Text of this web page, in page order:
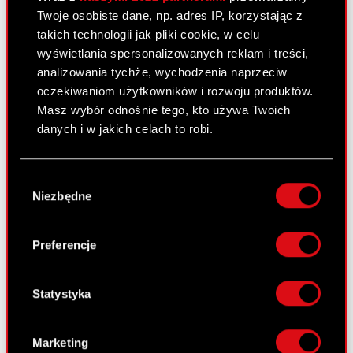
Twoje osobiste dane, np. adres IP, korzystając z
takich technologii jak pliki cookie, w celu
wyświetlania spersonalizowanych reklam i treści,
analizowania tychże, wychodzenia naprzeciw
oczekiwaniom użytkowników i rozwoju produktów.
Masz wybór odnośnie tego, kto używa Twoich
danych i w jakich celach to robi.
lokalizacji geograficznej z dokładnością nawet
Identyfikować Twoje urządzenie, aktywnie
analizując charakteryzującego je zbiory
palca)
osobiste dane są przetwarzane oraz ustaw własne
zgody
Niezbędne
Preferencje
Statystyka
Marketing
Walne Zgromadzenia
Wynagrodzenia członków
organów
Okresy zamknięte
Kalendarz inwestora
FAQ
Przydatne linki
cyberpunk.net